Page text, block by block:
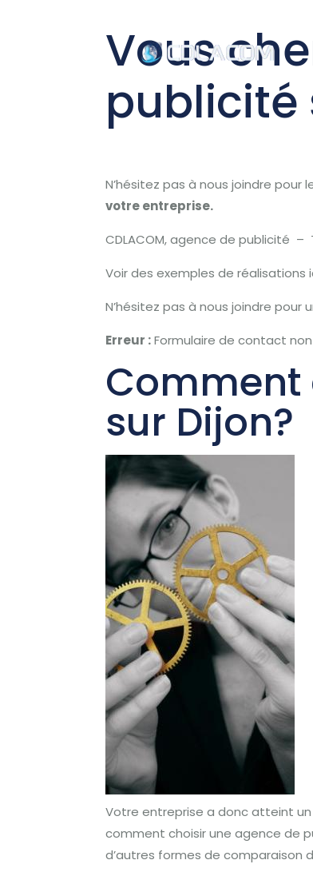
Vous
publicité
N’hésitez pas à nous joindre pour
votre entreprise.
CDLACOM, agence de publicité –
Voir des exemples de réalisations
N’hésitez pas à nous joindre pour
Erreur :Formulaire de contact
Comment
sur Dijon?
Votre entreprise a donc atteint
comment choisir une agence de
d’autres formes de comparaison